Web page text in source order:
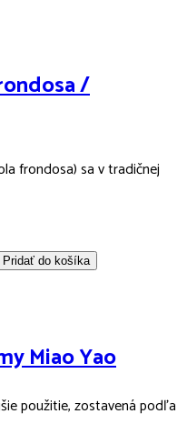
/
frondosa) sa v tradičnej
Miao Yao
použitie, zostavená podľa